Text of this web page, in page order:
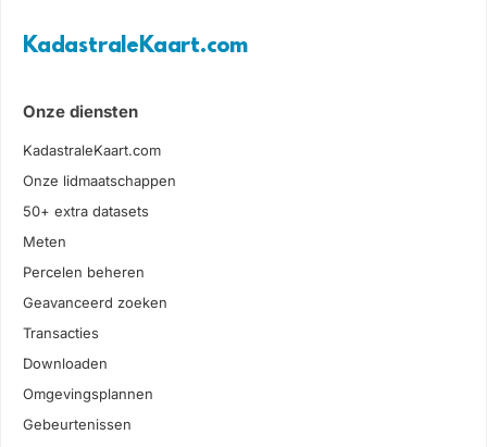
KadastraleKaart.com
Onze diensten
KadastraleKaart.com
Onze lidmaatschappen
50+ extra datasets
Meten
Percelen beheren
Geavanceerd zoeken
Transacties
Downloaden
Omgevingsplannen
Gebeurtenissen